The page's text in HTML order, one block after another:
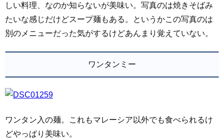
しい料理、なのか知らないが美味い。写真のは焼きそばみ
たいな感じだけどスープ麺もある。というかこの写真のは
別のメニューだった気がするけどあんまり覚えていない。
ワンタンミー
ワンタン入の麺。これもマレーシア以外でも食べられるけ
どやっぱり美味い。